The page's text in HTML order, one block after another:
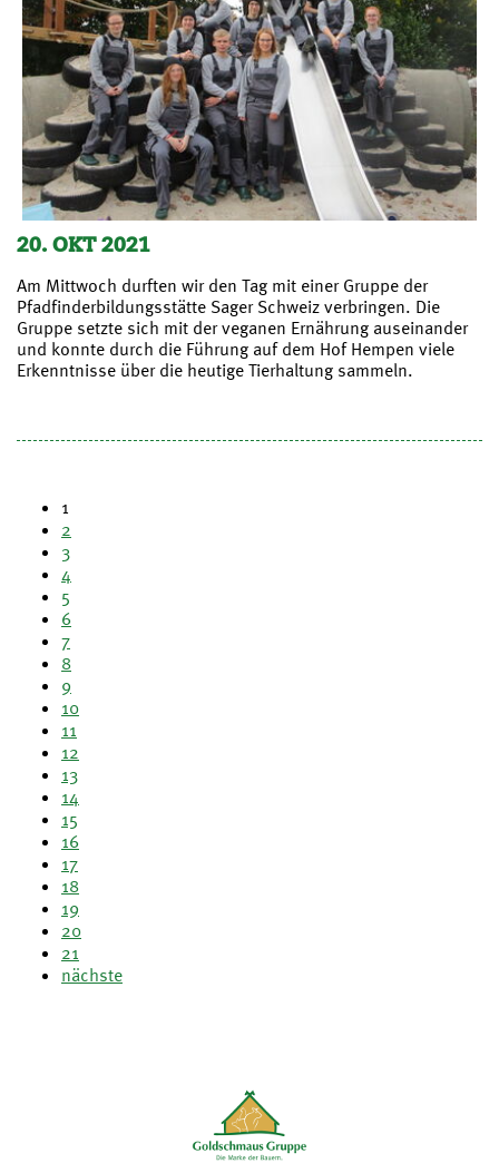
20. OKT 2021
Am Mittwoch durften wir den Tag mit einer Gruppe der
Pfadfinderbildungsstätte Sager Schweiz verbringen. Die
Gruppe setzte sich mit der veganen Ernährung auseinander
und konnte durch die Führung auf dem Hof Hempen viele
Erkenntnisse über die heutige Tierhaltung sammeln.
1
2
3
4
5
6
7
8
9
10
11
12
13
14
15
16
17
18
19
20
21
nächste